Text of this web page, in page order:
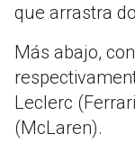
que arrastra
Más abajo,
Leclerc
(McLaren).